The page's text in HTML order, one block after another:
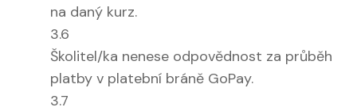
na daný kurz.
3.6
Školitel/ka nenese odpovědnost za průběh
platby v platební bráně GoPay.
3.7